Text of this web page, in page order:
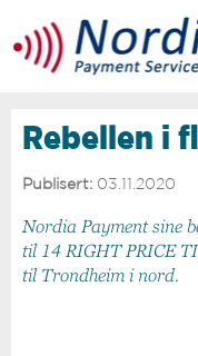
Rebellen i
Publisert: 03.11.2020
Nordia Payment sine
til 14 RIGHT PRICE
til Trondheim i nord.